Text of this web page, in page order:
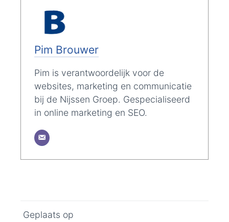
Pim Brouwer
Pim is verantwoordelijk voor de
websites, marketing en communicatie
bij de Nijssen Groep. Gespecialiseerd
in online marketing en SEO.
Geplaats op